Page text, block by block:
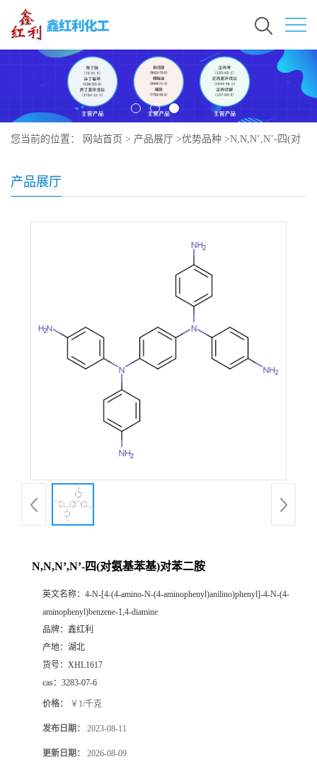
您当前的位置： 网站首页 > 产品展厅 >优势品种 >N,N,N’,N’-四(对
产品展厅
N,N,N’,N’-四(对氨基苯基)对苯二胺
英文名称： 4-N-[4-(4-amino-N-(4-aminophenyl)anilino)phenyl]-4-N-(4-
aminophenyl)benzene-1,4-diamine
品牌： 鑫红利
产地： 湖北
货号： XHL1617
cas： 3283-07-6
价格： ￥1/千克
发布日期： 2023-08-11
更新日期： 2026-08-09